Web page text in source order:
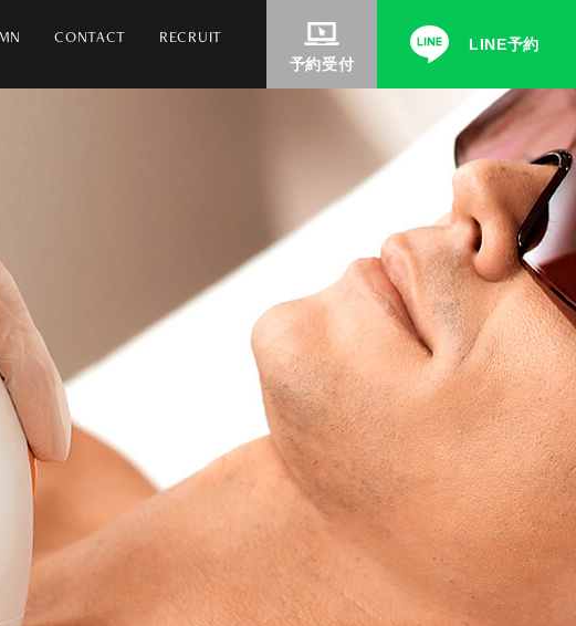
CONTACT RECRUIT
予約受付
LINE予約